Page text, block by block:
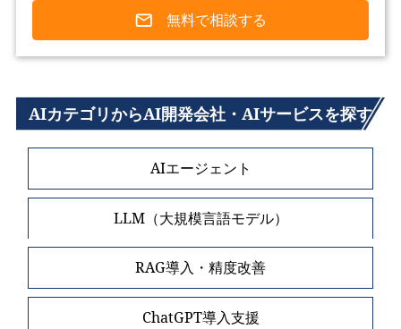
無料で相談する
AIカテゴリからAI開発会社・AIサービスを探す
AIエージェント
LLM（大規模言語モデル）
RAG導入・精度改善
ChatGPT導入支援